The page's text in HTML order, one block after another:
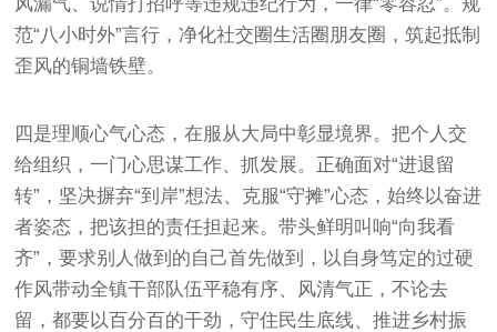
范“八小时外”言行，净化社交圈生活圈朋友圈，筑起抵制
歪风的铜墙铁壁。
四是理顺心气心态，在服从大局中彰显境界。把个人交
给组织，一门心思谋工作、抓发展。正确面对“进退留
转”，坚决摒弃“到岸”想法、克服“守摊”心态，始终以奋进
者姿态，把该担的责任担起来。带头鲜明叫响“向我看
齐”，要求别人做到的自己首先做到，以自身笃定的过硬
作风带动全镇干部队伍平稳有序、风清气正，不论去
留，都要以百分百的干劲，守住民生底线、推进乡村振